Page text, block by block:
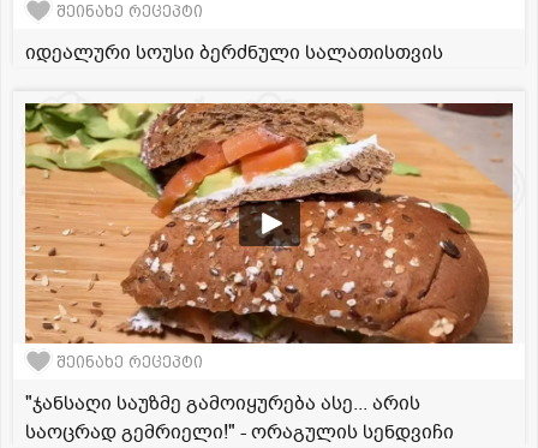
შეინახე რეცეპტი
იდეალური სოუსი ბერძნული სალათისთვის
შეინახე რეცეპტი
"ჯანსაღი საუზმე გამოიყურება ასე... არის
საოცრად გემრიელი!" - ორაგულის სენდვიჩი